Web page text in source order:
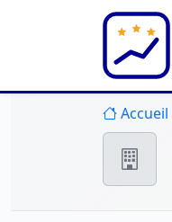
Accueil